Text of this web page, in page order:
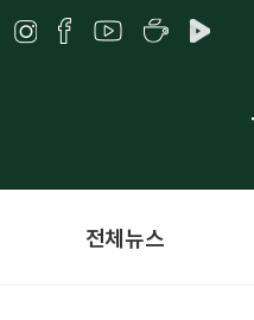
전체뉴스